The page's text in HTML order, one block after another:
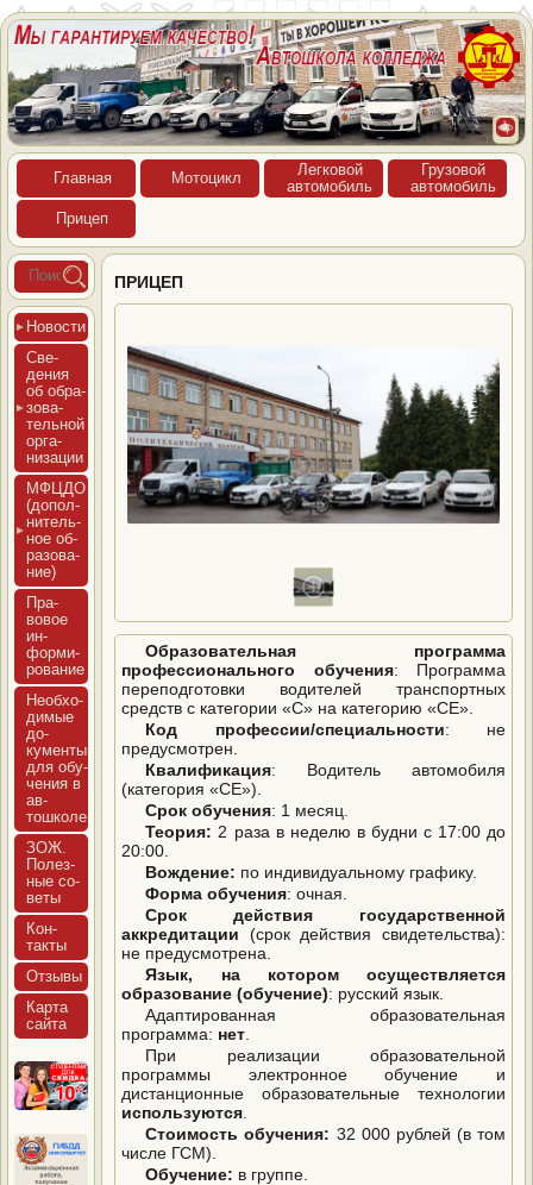
Глав­ная Мото­цикл
Лег­ко­вой
ав­то­мобиль
Гру­зовой
ав­то­мобиль
При­цеп
Новос­ти
Све­
дения
об об­ра­
зова­
тель­ной
ор­га­
низа­ции
МФЦДО
(до­пол­
ни­тель­
ное об­
ра­зова­
ние)
Пра­
вовое
ин­
форми­
рова­ние
Не­об­хо­
димые
до­
кумен­ты
для обу­
чения в
ав­
тошко­ле
ЗОЖ.
Полез­
ные со­
веты
Кон­
такты
Отзы­вы
Кар­та
сай­та
ПРИЦЕП
Образовательная программа
профессионального обучения: Программа
переподготовки водителей транспортных
средств с категории «C» на категорию «CE».
Код профессии/специальности: не
предусмотрен.
Квалификация: Водитель автомобиля
(категория «CE»).
Срок обучения: 1 месяц.
Теория: 2 раза в неделю в будни с 17:00 до
20:00.
Вождение: по индивидуальному графику.
Форма обучения: очная.
Срок действия государственной
аккредитации (срок действия свидетельства):
не предусмотрена.
Язык, на котором осуществляется
образование (обучение): русский язык.
Адаптированная образовательная
программа: нет
При реализации образовательной
программы электронное обучение и
дистанционные образовательные технологии
используются
Стоимость обучения: 32 000 рублей (в том
числе ГСМ).
Обучение: в группе.